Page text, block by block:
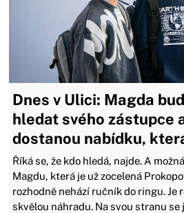
Dnes v Ulici: Magda
hledat svého zástupce
dostanou nabídku,
Říká se, že kdo hledá, najde. A
Magdu, která je už zocelená
rozhodně nehází ručník do ringu. Je
skvělou náhradu. Na svou stranu